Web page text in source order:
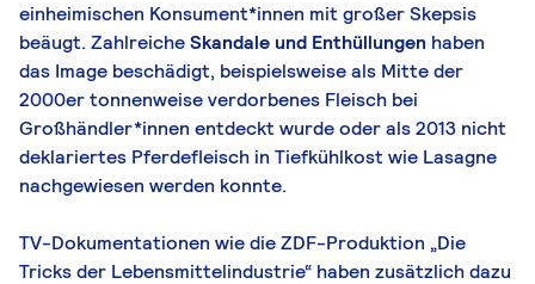
einheimischen Konsument*innen mit großer Skepsis
beäugt. ZahlreicheSkandale und Enthüllungen haben
das Image beschädigt, beispielsweise als Mitte der
2000er tonnenweise verdorbenes Fleisch bei
Großhändler*innen entdeckt wurde oder als 2013 nicht
deklariertes Pferdefleisch in Tiefkühlkost wie Lasagne
nachgewiesen werden konnte.
TV-Dokumentationen wie die ZDF-Produktion „Die
Tricks der Lebensmittelindustrie“ haben zusätzlich dazu